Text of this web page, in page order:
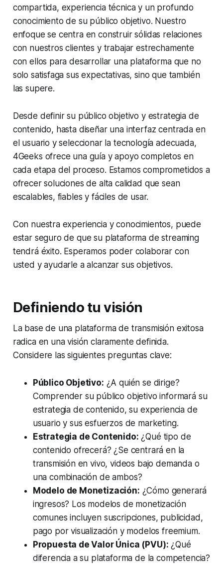
compartida, experiencia técnica y un profundo
conocimiento de su público objetivo. Nuestro
enfoque se centra en construir sólidas relaciones
con nuestros clientes y trabajar estrechamente
con ellos para desarrollar una plataforma que no
solo satisfaga sus expectativas, sino que también
las supere.
Desde definir su público objetivo y estrategia de
contenido, hasta diseñar una interfaz centrada en
el usuario y seleccionar la tecnología adecuada,
4Geeks ofrece una guía y apoyo completos en
cada etapa del proceso. Estamos comprometidos a
ofrecer soluciones de alta calidad que sean
escalables, fiables y fáciles de usar.
Con nuestra experiencia y conocimientos, puede
estar seguro de que su plataforma de streaming
tendrá éxito. Esperamos poder colaborar con
usted y ayudarle a alcanzar sus objetivos.
Definiendo tu visión
La base de una plataforma de transmisión exitosa
radica en una visión claramente definida.
Considere las siguientes preguntas clave:
Público Objetivo: ¿A quién se dirige?
Comprender su público objetivo informará su
estrategia de contenido, su experiencia de
usuario y sus esfuerzos de marketing.
Estrategia de Contenido: ¿Qué tipo de
contenido ofrecerá? ¿Se centrará en la
transmisión en vivo, videos bajo demanda o
una combinación de ambos?
Modelo de Monetización: ¿Cómo generará
ingresos? Los modelos de monetización
comunes incluyen suscripciones, publicidad,
pago por visualización y modelos freemium.
Propuesta de Valor Única (PVU): ¿Qué
diferencia a su plataforma de la competencia?